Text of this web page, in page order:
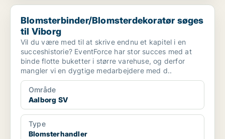
Blomsterbinder/Blomsterdekoratør søges til Viborg
Blomsterbinder/Blomsterdekoratør søges
til Viborg
Vil du være med til at skrive endnu et kapitel i en
succeshistorie? EventForce har stor succes med at
binde flotte buketter i større varehuse, og derfor
mangler vi en dygtige medarbejdere med d..
Område
Aalborg SV
Type
Blomsterhandler